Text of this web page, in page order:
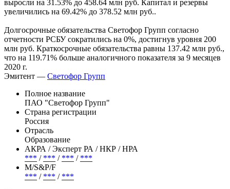
выросли на 31.53% до 458.64 млн руб. Капитал и резервы
увеличились на 69.42% до 378.52 млн руб..
Долгосрочные обязательства Светофор Групп согласно
отчетности РСБУ сократились на 0%, достигнув уровня 200
млн руб. Краткосрочные обязательства равны 137.42 млн руб.,
что на 119.71% больше аналогичного показателя за 9 месяцев
2020 г.
Эмитент — Светофор Групп
Полное название
ПАО "Светофор Групп"
Страна регистрации
Россия
Отрасль
Образование
АКРА / Эксперт РА / НКР / НРА
*** / *** / *** / ***
М/S&P/F
*** / *** / ***